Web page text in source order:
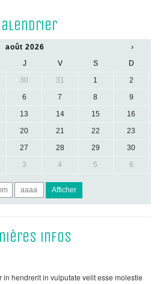
août 2026
›
J V S
D
30 31 1
2
6 7 8
9
13 14 15
16
20 21 22
23
27 28 29
30
3 4 5 6
Afficher
infos
hendrerit in vulputate velit esse molestie